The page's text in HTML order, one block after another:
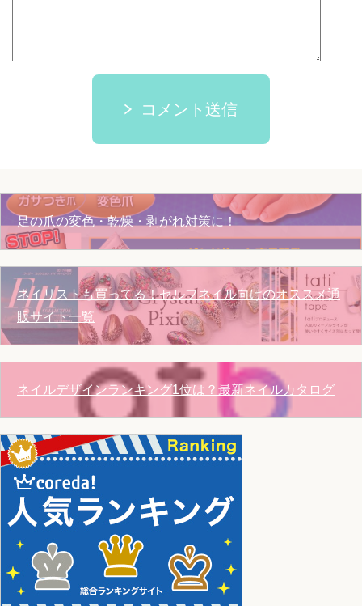
コメント送信
足の爪の変色・乾燥・剥がれ対策に！
ネイリストも買ってる！セルフネイル向けのオススメ通
販サイト一覧
ネイルデザインランキング1位は？最新ネイルカタログ